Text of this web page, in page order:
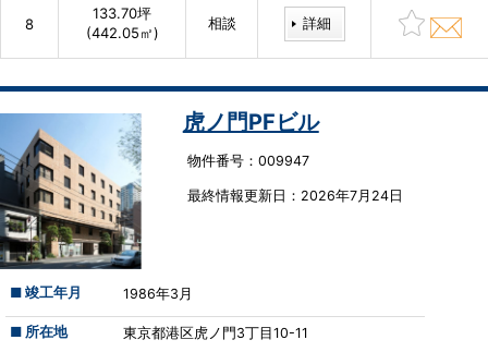
8
133.70坪
(442.05㎡)
相談 詳細
虎ノ門PFビル
物件番号：009947
最終情報更新⽇：2026年7月24日
■ 竣工年月 1986年3月
■ 所在地 東京都港区虎ノ門3丁目10-11